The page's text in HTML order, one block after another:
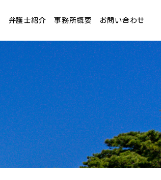
弁護士紹介 事務所概要 お問い合わせ